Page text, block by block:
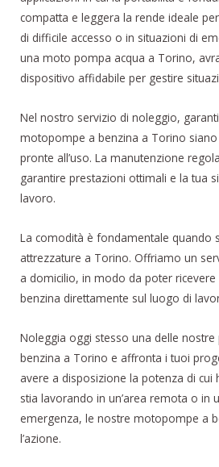
compatta e leggera la rende ideale
di difficile accesso o in situazioni di
una moto pompa acqua a Torino,
dispositivo affidabile per gestire
Nel nostro servizio di noleggio,
motopompe a benzina a Torino
pronte all’uso. La manutenzione
garantire prestazioni ottimali e la tua
lavoro.
La comodità è fondamentale quando
attrezzature a Torino. Offriamo un
a domicilio, in modo da poter
benzina direttamente sul luogo di
Noleggia oggi stesso una delle
benzina a Torino e affronta i tuoi
avere a disposizione la potenza di cui
stia lavorando in un’area remota o in
emergenza, le nostre motopompe a
l’azione.